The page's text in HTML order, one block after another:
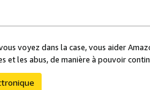
voyez dans la case, vous aider
et les abus, de manière à pouvoir